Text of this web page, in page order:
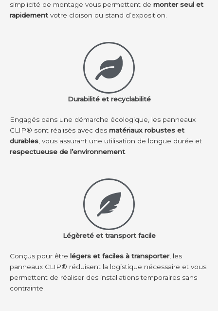
simplicité de montage vous permettent de monter seul et
rapidement votre cloison ou stand d’exposition.
Durabilité et recyclabilité
Engagés dans une démarche écologique, les panneaux
CLIP® sont réalisés avec des matériaux robustes et
durables, vous assurant une utilisation de longue durée et
respectueuse de l’environnement.
Légèreté et transport facile
Conçus pour être légers et faciles à transporter, les
panneaux CLIP® réduisent la logistique nécessaire et vous
permettent de réaliser des installations temporaires sans
contrainte.